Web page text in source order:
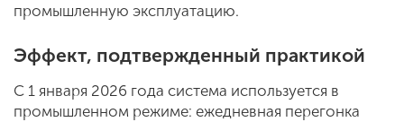
промышленную эксплуатацию.
Эффект, подтвержденный практикой
С 1 января 2026 года система используется в
промышленном режиме: ежедневная перегонка